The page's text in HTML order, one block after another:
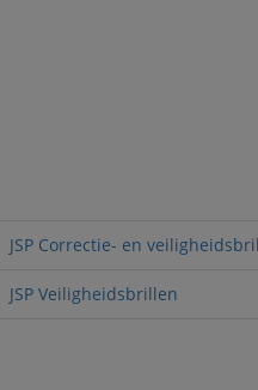
JSP Correctie- en
JSP Veiligheidsbrillen